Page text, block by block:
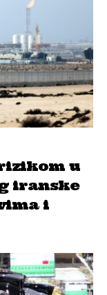
u
iranske
i